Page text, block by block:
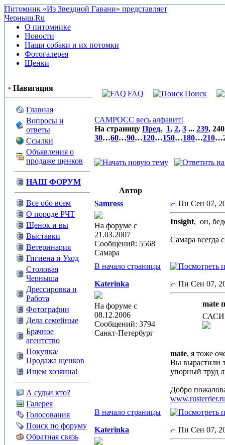
Питомник «Из Звездной Гавани» представляет
Черныш.Ru
О питомнике
Новости
Наши собаки и их потомки
Фотогалерея
Щенки
• Навигация
Главная
Вопросы и
ответы
Ссылки
Объявления о
продаже щенков
НАШ ФОРУМ
Все обо всем
О породе РЧТ
Щенок и вы
Выставки
Ветеринария
Гигиена и Уход
Столовая
Черныша
Дрессировка и
Работа
Фотографии
Дела семейные
Брачное
агентство
Покупка/
Продажа щенков
Ищем хозяина!
А судьи кто?
Галерея
Голосования
Поиск по форуму
Обратная связь
FAQ Поиск
САМРОСС весь алфавит!
На страницу Пред. 1, 2, 3 ... 239, 240
30…60…90…120…150…180…210…
Автор
Samross
На форуме с
21.03.2007
Сообщений: 5568
Самара
Пн Сен 07,
Insight, он,
Самара всегда
В начало страницы
Katerinka
На форуме с
08.12.2006
Сообщений: 3794
Санкт-Петербург
Пн Сен 07,
mate
mate, я тоже
Вы вырастили
упорный труд
Добро
В начало страницы
Katerinka Пн Сен 07,